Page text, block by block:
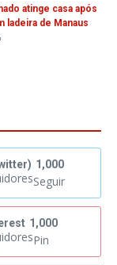
atinge casa após
de Manaus
1,000
Seguir
1,000
Pin